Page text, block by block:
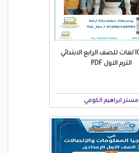
مذكرة ICT لغات للصف الرابع الابتدائي
الترم الاول PDF
مستر ابراهيم الكومي